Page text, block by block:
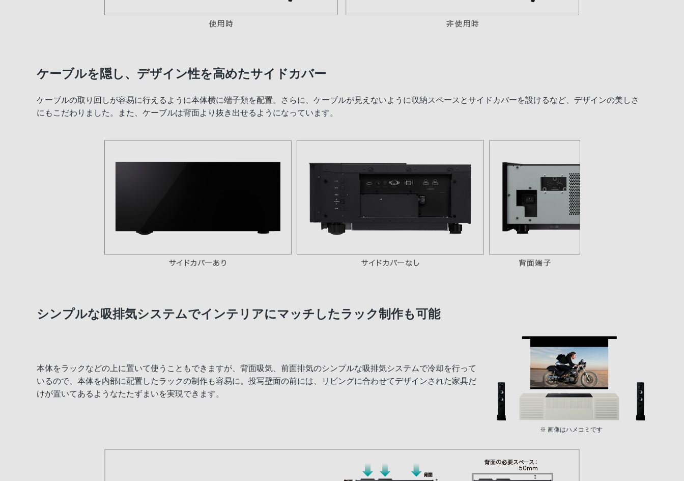
ケーブルを隠し、デザイン性を高めたサイドカバー
ケーブルの取り回しが容易に行えるように本体横に端子類を配置。さらに、ケーブルが見えないように収納スペースとサイドカバーを設けるなど、デザインの美しさ
にもこだわりました。また、ケーブルは背面より抜き出せるようになっています。
シンプルな吸排気システムでインテリアにマッチしたラック制作も可能
本体をラックなどの上に置いて使うこともできますが、背面吸気、前面排気のシンプルな吸排気システムで冷却を行って
いるので、本体を内部に配置したラックの制作も容易に。投写壁面の前には、リビングに合わせてデザインされた家具だ
けが置いてあるようなたたずまいを実現できます。
※ 画像はハメコミです